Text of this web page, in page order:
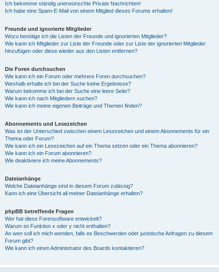
Ich bekomme ständig unerwünschte Private Nachrichten!
Ich habe eine Spam-E-Mail von einem Mitglied dieses Forums erhalten!
Freunde und ignorierte Mitglieder
Wozu benötige ich die Listen der Freunde und ignorierten Mitglieder?
Wie kann ich Mitglieder zur Liste der Freunde oder zur Liste der ignorierten Mitglieder
hinzufügen oder diese wieder aus den Listen entfernen?
Die Foren durchsuchen
Wie kann ich ein Forum oder mehrere Foren durchsuchen?
Weshalb erhalte ich bei der Suche keine Ergebnisse?
Warum bekomme ich bei der Suche eine leere Seite?
Wie kann ich nach Mitgliedern suchen?
Wie kann ich meine eigenen Beiträge und Themen finden?
Abonnements und Lesezeichen
Was ist der Unterschied zwischen einem Lesezeichen und einem Abonnements für ein
Thema oder Forum?
Wie kann ich ein Lesezeichen auf ein Thema setzen oder ein Thema abonnieren?
Wie kann ich ein Forum abonnieren?
Wie deaktiviere ich meine Abonnements?
Dateianhänge
Welche Dateianhänge sind in diesem Forum zulässig?
Kann ich eine Übersicht all meiner Dateianhänge erhalten?
phpBB betreffende Fragen
Wer hat diese Forensoftware entwickelt?
Warum ist Funktion x oder y nicht enthalten?
An wen soll ich mich wenden, falls es Beschwerden oder juristische Anfragen zu diesem
Forum gibt?
Wie kann ich einen Administrator des Boards kontaktieren?